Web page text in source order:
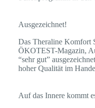
Ausgezeichnet!
Das Theraline Komfort
ÖKOTEST-Magazin,
“sehr gut”
hoher Qualität im
Auf das Innere kommt